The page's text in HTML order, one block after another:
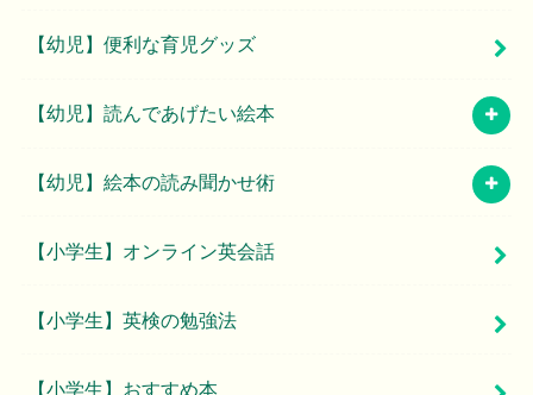
【幼児】便利な育児グッズ
【幼児】読んであげたい絵本
【幼児】絵本の読み聞かせ術
【小学生】オンライン英会話
【小学生】英検の勉強法
【小学生】おすすめ本